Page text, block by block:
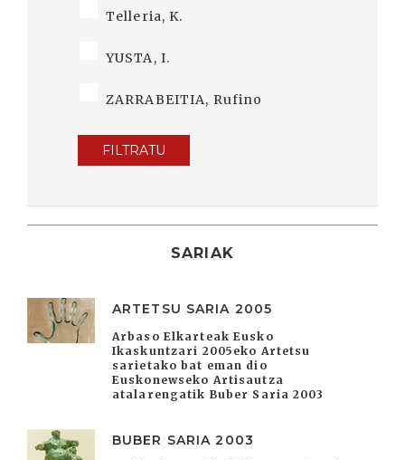
Telleria, K.
YUSTA, I.
ZARRABEITIA, Rufino
FILTRATU
SARIAK
ARTETSU SARIA 2005
Arbaso Elkarteak Eusko
Ikaskuntzari 2005eko Artetsu
sarietako bat eman dio
Euskonewseko Artisautza
atalarengatik Buber Saria 2003
BUBER SARIA 2003